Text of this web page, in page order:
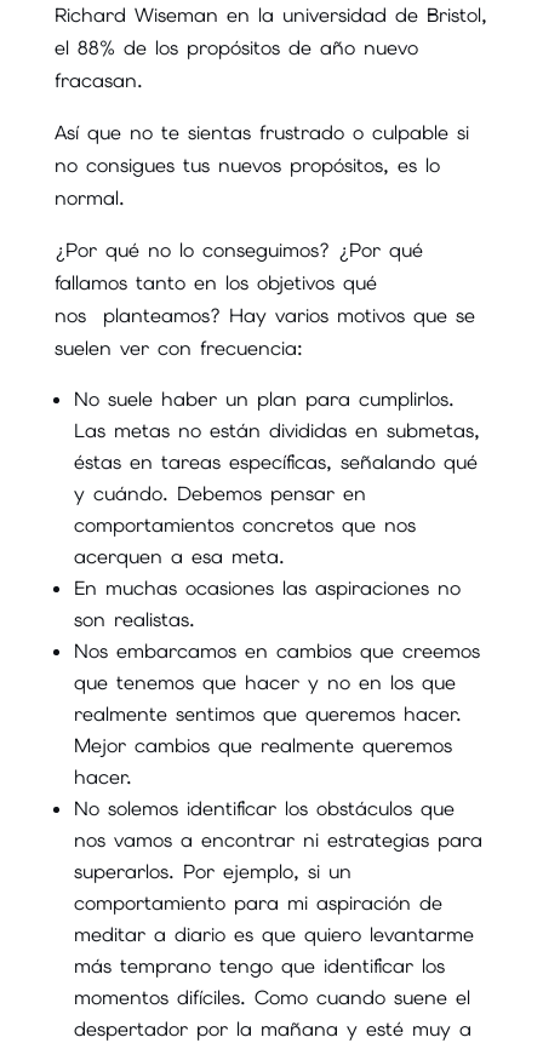
Richard Wiseman en la universidad de Bristol,
el 88% de los propósitos de año nuevo
fracasan.
Así que no te sientas frustrado o culpable si
no consigues tus nuevos propósitos, es lo
normal.
¿Por qué no lo conseguimos? ¿Por qué
fallamos tanto en los objetivos qué
nos planteamos? Hay varios motivos que se
suelen ver con frecuencia:
No suele haber un plan para cumplirlos.
Las metas no están divididas en submetas,
éstas en tareas específicas, señalando qué
y cuándo. Debemos pensar en
comportamientos concretos que nos
acerquen a esa meta.
En muchas ocasiones las aspiraciones no
son realistas.
Nos embarcamos en cambios que creemos
que tenemos que hacer y no en los que
realmente sentimos que queremos hacer.
Mejor cambios que realmente queremos
hacer.
No solemos identificar los obstáculos que
nos vamos a encontrar ni estrategias para
superarlos. Por ejemplo, si un
comportamiento para mi aspiración de
meditar a diario es que quiero levantarme
más temprano tengo que identificar los
momentos difíciles. Como cuando suene el
despertador por la mañana y esté muy a